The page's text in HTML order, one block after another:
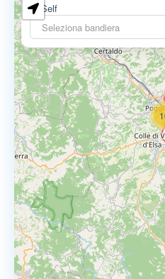
Self
Seleziona bandiera
3